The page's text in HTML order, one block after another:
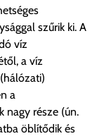
a központ
tartalmazzák.
szűrik ki. A
víz
a víz
a
nagy része (ún.
öblítődik és